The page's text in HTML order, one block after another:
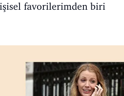
favorilerimden biri